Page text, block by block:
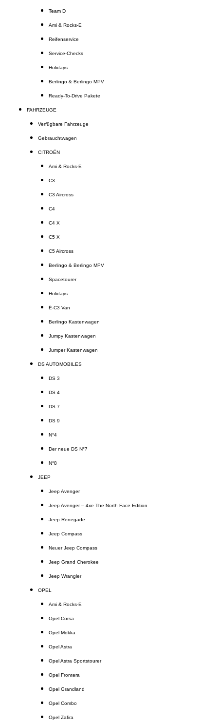
Team D
Ami & Rocks-E
Reifenservice
Service-Checks
Holidays
Berlingo & Berlingo MPV
Ready-To-Drive Pakete
FAHRZEUGE
Verfügbare Fahrzeuge
Gebrauchtwagen
CITROËN
Ami & Rocks-E
C3
C3 Aircross
C4
C4 X
C5 X
C5 Aircross
Berlingo & Berlingo MPV
Spacetourer
Holidays
Ë-C3 Van
Berlingo Kastenwagen
Jumpy Kastenwagen
Jumper Kastenwagen
DS AUTOMOBILES
DS 3
DS 4
DS 7
DS 9
N°4
Der neue DS N°7
N°8
JEEP
Jeep Avenger
Jeep Avenger – 4xe The North Face Edition
Jeep Renegade
Jeep Compass
Neuer Jeep Compass
Jeep Grand Cherokee
Jeep Wrangler
OPEL
Ami & Rocks-E
Opel Corsa
Opel Mokka
Opel Astra
Opel Astra Sportstourer
Opel Frontera
Opel Grandland
Opel Combo
Opel Zafira